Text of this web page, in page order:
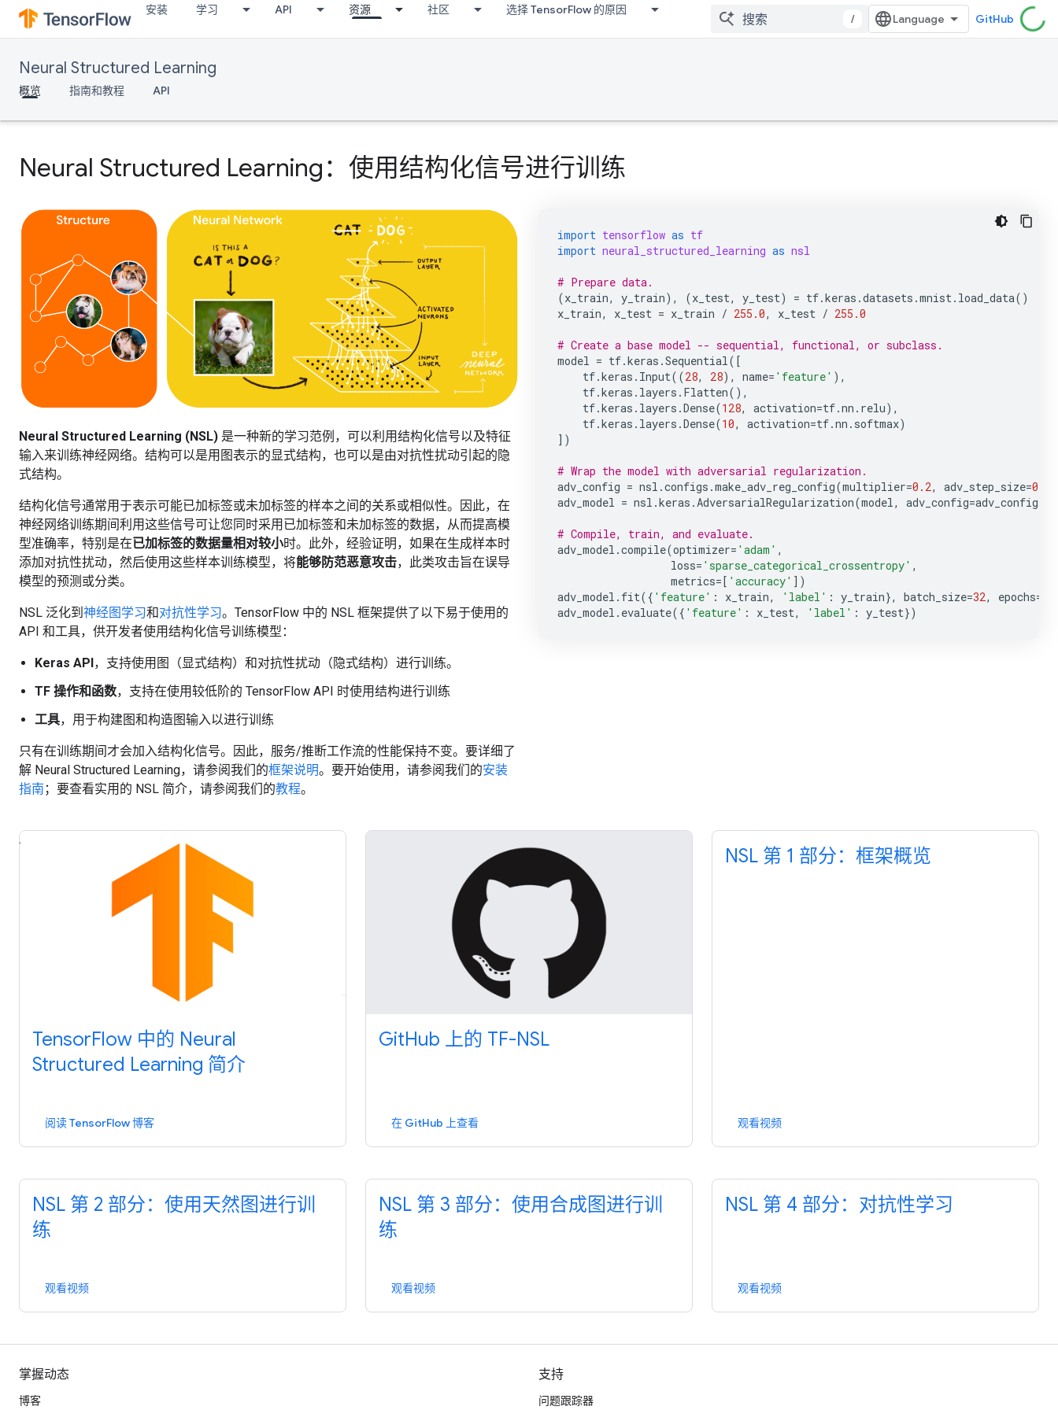
安装 学习 API 资源 社区 选择 TensorFlow 的原因
/ GitHub
Neural Structured Learning
概览 指南和教程 API
Neural Structured Learning：使用结构化信号进行训练
Neural Structured Learning (NSL) 是一种新的学习范例，可以利用结构化信号以及特征
输入来训练神经网络。结构可以是用图表示的显式结构，也可以是由对抗性扰动引起的隐
式结构。
结构化信号通常用于表示可能已加标签或未加标签的样本之间的关系或相似性。因此，在
神经网络训练期间利用这些信号可让您同时采用已加标签和未加标签的数据，从而提高模
型准确率，特别是在已加标签的数据量相对较小时。此外，经验证明，如果在生成样本时
添加对抗性扰动，然后使用这些样本训练模型，将能够防范恶意攻击，此类攻击旨在误导
模型的预测或分类。
NSL 泛化到 神经图学习和对抗性学习。TensorFlow 中的 NSL 框架提供了以下易于使用的
API 和工具，供开发者使用结构化信号训练模型：
Keras API ，支持使用图（显式结构）和对抗性扰动（隐式结构）进行训练。
TF 操作和函数，支持在使用较低阶的 TensorFlow API 时使用结构进行训练
工具，用于构建图和构造图输入以进行训练
只有在训练期间才会加入结构化信号。因此，服务/推断工作流的性能保持不变。要详细了
解 Neural Structured Learning，请参阅我们的框架说明。要开始使用，请参阅我们的安装
指南 ；要查看实用的 NSL 简介，请参阅我们的教程。
import tensorflow as tf
import neural_structured_learning as nsl
# Prepare data.
(x_train, y_train), (x_test, y_test) = tf.keras .datasets .mnist. load_data()
x_train, x_test = x_train / 255.0, x_test / 255.0
# Create a base model -- sequential, functional, or subclass.
model = tf.keras .Sequential([
tf.keras . Input((28, 28), name= 'feature' ),
tf.keras . layers . Flatten(),
tf.keras . layers .Dense(128, activation=tf.nn . relu),
tf.keras . layers .Dense(10, activation=tf.nn . softmax)
])
# Wrap the model with adversarial regularization.
adv_config = nsl .configs .make_adv_reg_config(multiplier=0.2, adv_step_size=0.05
adv_model = nsl .keras .AdversarialRegularization(model, adv_config=adv_config
# Compile, train, and evaluate.
adv_model .compile(optimizer= 'adam' ,
loss= 'sparse_categorical_crossentropy' ,
metrics=[ 'accuracy' ])
adv_model . fit({ 'feature' : x_train, 'label' : y_train}, batch_size=32, epochs=
adv_model . evaluate({ 'feature' : x_test, 'label' : y_test})
TensorFlow 中的 Neural
Structured Learning 简介
阅读 TensorFlow 博客
GitHub 上的 TF-NSL
在 GitHub 上查看
NSL 第 1 部分：框架概览
观看视频
NSL 第 2 部分：使用天然图进行训
练
观看视频
NSL 第 3 部分：使用合成图进行训
练
观看视频
NSL 第 4 部分：对抗性学习
观看视频
掌握动态
博客
支持
问题跟踪器